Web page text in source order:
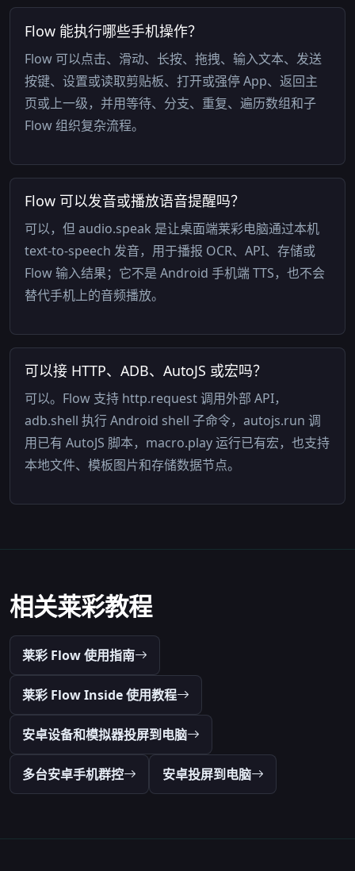
Flow 能执行哪些手机操作？
Flow 可以点击、滑动、长按、拖拽、输入文本、发送
按键、设置或读取剪贴板、打开或强停 App、返回主
页或上一级，并用等待、分支、重复、遍历数组和子
Flow 组织复杂流程。
Flow 可以发音或播放语音提醒吗？
可以，但 audio.speak 是让桌面端莱彩电脑通过本机
text-to-speech 发音，用于播报 OCR、API、存储或
Flow 输入结果；它不是 Android 手机端 TTS，也不会
替代手机上的音频播放。
可以接 HTTP、ADB、AutoJS 或宏吗？
可以。Flow 支持 http.request 调用外部 API，
adb.shell 执行 Android shell 子命令，autojs.run 调
用已有 AutoJS 脚本，macro.play 运行已有宏，也支持
本地文件、模板图片和存储数据节点。
相关莱彩教程
莱彩 Flow 使用指南
莱彩 Flow Inside 使用教程
安卓设备和模拟器投屏到电脑
多台安卓手机群控 安卓投屏到电脑